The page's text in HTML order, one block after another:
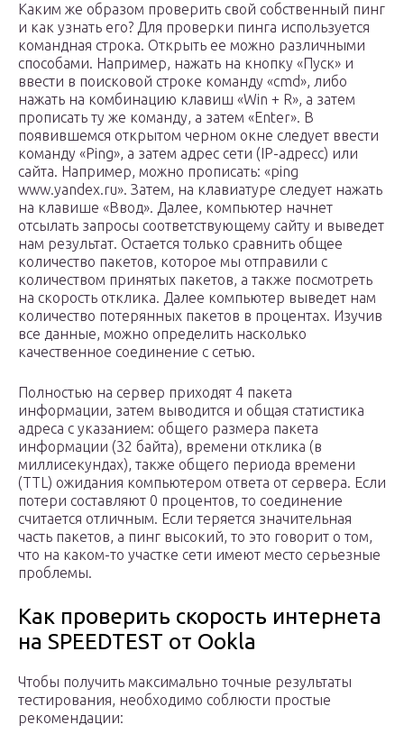
Каким же образом проверить свой собственный пинг
и как узнать его? Для проверки пинга используется
командная строка. Открыть ее можно различными
способами. Например, нажать на кнопку «Пуск» и
ввести в поисковой строке команду «cmd», либо
нажать на комбинацию клавиш «Win + R», а затем
прописать ту же команду, а затем «Enter». В
появившемся открытом черном окне следует ввести
команду «Ping», а затем адрес сети (IP-адресс) или
сайта. Например, можно прописать: «ping
www.yandex.ru». Затем, на клавиатуре следует нажать
на клавише «Ввод». Далее, компьютер начнет
отсылать запросы соответствующему сайту и выведет
нам результат. Остается только сравнить общее
количество пакетов, которое мы отправили с
количеством принятых пакетов, а также посмотреть
на скорость отклика. Далее компьютер выведет нам
количество потерянных пакетов в процентах. Изучив
все данные, можно определить насколько
качественное соединение с сетью.
Полностью на сервер приходят 4 пакета
информации, затем выводится и общая статистика
адреса с указанием: общего размера пакета
информации (32 байта), времени отклика (в
миллисекундах), также общего периода времени
(TTL) ожидания компьютером ответа от сервера. Если
потери составляют 0 процентов, то соединение
считается отличным. Если теряется значительная
часть пакетов, а пинг высокий, то это говорит о том,
что на каком-то участке сети имеют место серьезные
проблемы.
Как проверить скорость интернета
на SPEEDTEST от Ookla
Чтобы получить максимально точные результаты
тестирования, необходимо соблюсти простые
рекомендации: